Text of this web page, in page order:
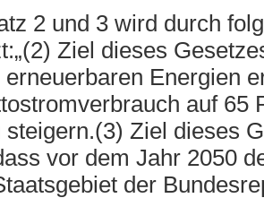
2 und 3 wird durch
Ziel dieses
erneuerbaren Energien
auf 65
steigern.(3) Ziel dieses
vor dem Jahr 2050
der